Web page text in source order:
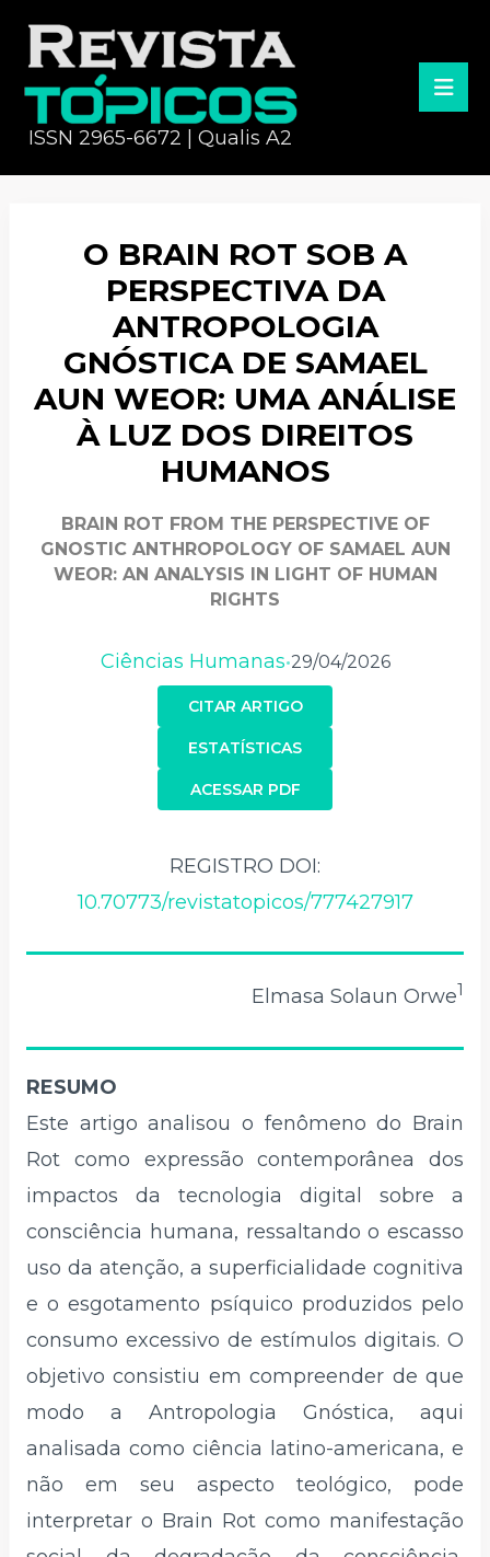
ISSN 2965-6672 | Qualis A2
O BRAIN ROT SOB A
PERSPECTIVA DA
ANTROPOLOGIA
GNÓSTICA DE SAMAEL
AUN WEOR: UMA ANÁLISE
À LUZ DOS DIREITOS
HUMANOS
BRAIN ROT FROM THE PERSPECTIVE OF
GNOSTIC ANTHROPOLOGY OF SAMAEL AUN
WEOR: AN ANALYSIS IN LIGHT OF HUMAN
RIGHTS
Ciências Humanas•29/04/2026
CITAR ARTIGO
ACESSAR PDF
ESTATÍSTICAS
REGISTRO DOI:
10.70773/revistatopicos/777427917
Elmasa Solaun Orwe1
RESUMO
Este artigo analisou o fenômeno do Brain
Rot como expressão contemporânea dos
impactos da tecnologia digital sobre a
consciência humana, ressaltando o escasso
uso da atenção, a superficialidade cognitiva
e o esgotamento psíquico produzidos pelo
consumo excessivo de estímulos digitais. O
objetivo consistiu em compreender de que
modo a Antropologia Gnóstica, aqui
analisada como ciência latino-americana, e
não em seu aspecto teológico, pode
interpretar o Brain Rot como manifestação